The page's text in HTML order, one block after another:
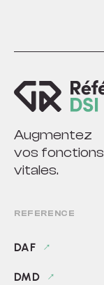
Augmentez
vos fonctions
vitales.
REFERENCE
DAF
DMD